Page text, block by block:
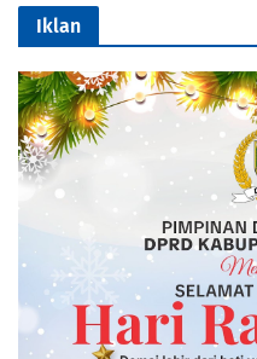
Iklan